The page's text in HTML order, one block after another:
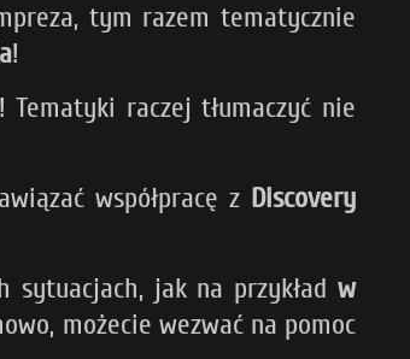
tym razem tematycznie
!
raczej tłumaczyć nie
współpracę z Discovery
sytuacjach, jak na przykład w
możecie wezwać na pomoc